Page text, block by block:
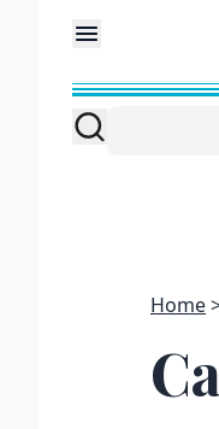
Home